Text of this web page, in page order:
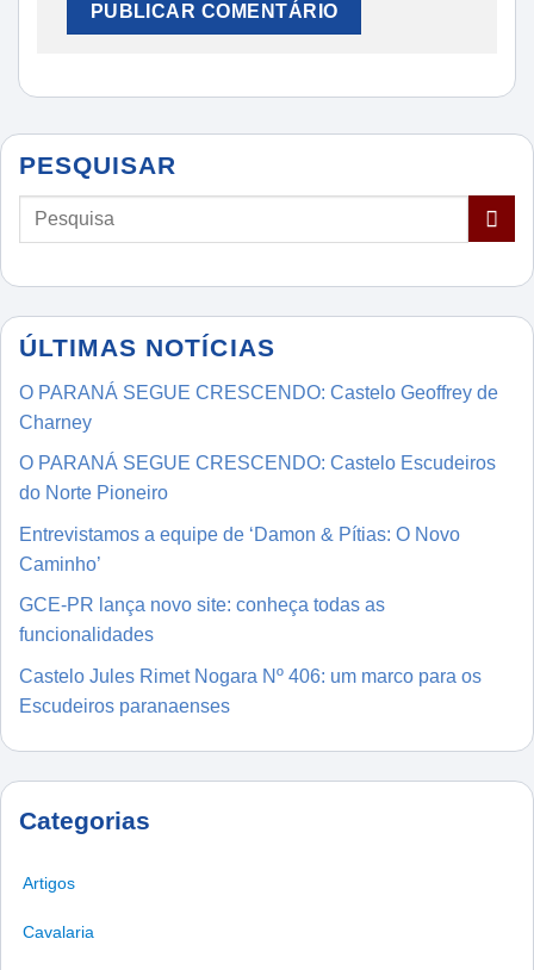
PESQUISAR
ÚLTIMAS NOTÍCIAS
O PARANÁ SEGUE CRESCENDO: Castelo Geoffrey de
Charney
O PARANÁ SEGUE CRESCENDO: Castelo Escudeiros
do Norte Pioneiro
Entrevistamos a equipe de ‘Damon & Pítias: O Novo
Caminho’
GCE-PR lança novo site: conheça todas as
funcionalidades
Castelo Jules Rimet Nogara Nº 406: um marco para os
Escudeiros paranaenses
Categorias
Artigos
Cavalaria